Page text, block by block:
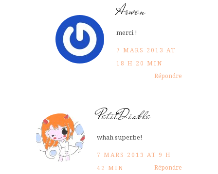
Arwen
merci !
7 MARS 2013 AT
18 H 20 MIN
Répondre
PetitDiable
whah superbe!
7 MARS 2013 AT 9 H
42 MIN
Répondre